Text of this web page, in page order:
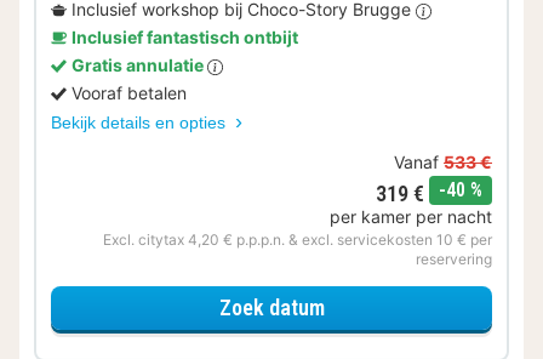
Inclusief workshop bij Choco-Story Brugge
Inclusief fantastisch ontbijt
Gratis annulatie
Vooraf betalen
Bekijk details en opties
Vanaf 533 €
319 € -40 %
per kamer per nacht
Excl. citytax 4,20 € p.p.p.n. & excl. servicekosten 10 € per
reservering
Zoek datumvoor Lokaal Genieten